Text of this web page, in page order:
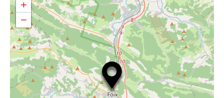
+
−